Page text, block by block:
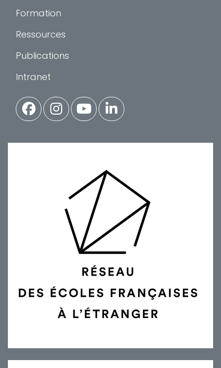
Formation
Ressources
Publications
Intranet